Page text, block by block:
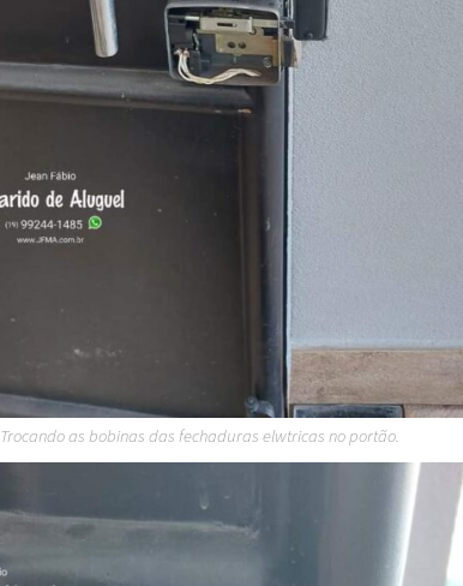
Trocando as bobinas das fechaduras elwtricas no portão.